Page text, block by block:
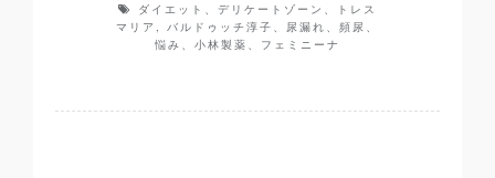
ダイエット、デリケートゾーン、トレス
マリア , バルドゥッチ淳子、尿漏れ、頻尿、
悩み、小林製薬、フェミニーナ